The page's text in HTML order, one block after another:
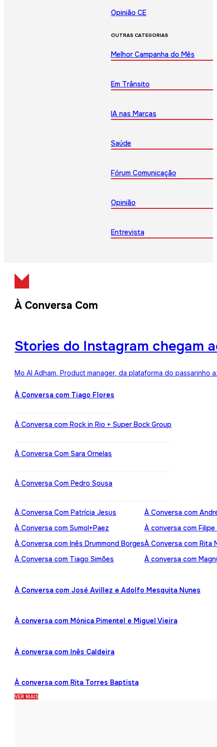
Opinião CE
OUTRAS CATEGORIAS
Melhor Campanha do Mês
Em Trânsito
IA nas Marcas
Saúde
Fórum Comunicação
Opinião
Entrevista
À Conversa Com
Stories do Instagram chegam
Mo Al Adham, Product manager, da plataforma do
À Conversa com Tiago Flores
À Conversa com Rock in Rio + Super Bock Group
À Conversa Com Sara Ornelas
À Conversa Com Pedro Sousa
À Conversa Com Patrícia Jesus
À Conversa com Sumol+Paez
À Conversa com Inês Drummond Borges
À Conversa com Tiago Simões
À Conversa com
À conversa com Filipe
À Conversa com Rita
À conversa com
À Conversa com José Avillez e Adolfo Mesquita Nunes
À conversa com Mónica Pimentel e Miguel Vieira
À conversa com Inês Caldeira
À conversa com Rita Torres Baptista
VER MAIS